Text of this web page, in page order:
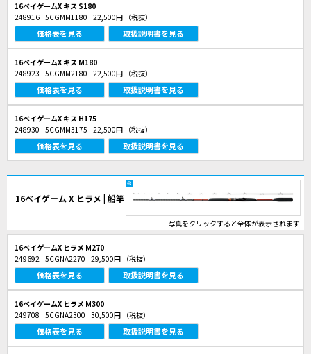
16ベイゲームX キス S180
248916 5CGMM1180 22,500円 （税抜）
価格表を見る 取扱説明書を見る
16ベイゲームX キス M180
248923 5CGMM2180 22,500円 （税抜）
価格表を見る 取扱説明書を見る
16ベイゲームX キス H175
248930 5CGMM3175 22,500円 （税抜）
価格表を見る 取扱説明書を見る
16ベイゲーム X ヒラメ | 船竿
写真をクリックすると全体が表示されます
16ベイゲームX ヒラメ M270
249692 5CGNA2270 29,500円 （税抜）
価格表を見る 取扱説明書を見る
16ベイゲームX ヒラメ M300
249708 5CGNA2300 30,500円 （税抜）
価格表を見る 取扱説明書を見る